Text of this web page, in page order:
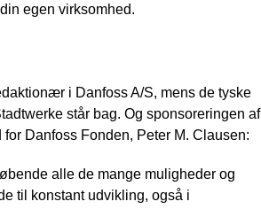
egen virksomhed.
i Danfoss A/S, mens de tyske
står bag. Og sponsoreringen af
Danfoss Fonden, Peter M. Clausen:
alle de mange muligheder og
til konstant udvikling, også i